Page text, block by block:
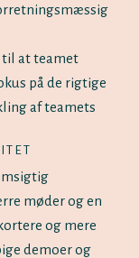
til at teamet
på de rigtige
af teamets
møder og en
og mere
demoer og